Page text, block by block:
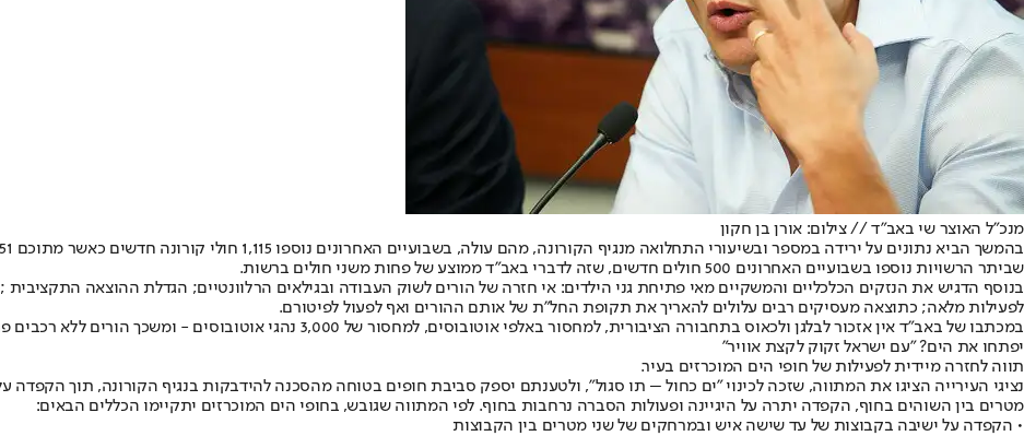
מנכ"ל האוצר שי באב"ד // צילום: אורן בן חקון
שביתר הרשויות נוספו בשבועיים האחרונים 500 חולים חדשים, שזה לדברי באב"ד ממוצע של פחות משני חולים ברשות.
בנוסף הדגיש את הנזקים הכלכליים והמשקיים מאי פתיחת גני הילדים: אי חזרה של הורים לשוק העבודה ובגילאים הרלוונטיים; הגדלת ההוצאה
לפעילות מלאה; כתוצאה מעסיקים רבים עלולים להאריך את תקופת החל"ת של אותם ההורים ואף לפעול לפיטורם.
במכתבו של באב"ד אין אזכור לבלגן ולכאוס בתחבורה הציבורית, למחסור באלפי אוטובוסים, למחסור של 3,000 נהגי אוטובוסים - ומשכך הורים ללא רכבים פרטים אינם יכולים להגיע למקומות עבודה
יפתחו את הים? "עם ישראל זקוק לקצת אוויר"
תווה לחזרה מיידית לפעילות של חופי הים המוכרזים בעיר.
נציגי העירייה הציגו את המתווה, שזכה לכינוי "ים כחול – תו סגול", ולטענתם יספק סביבת חופים בטוחה מהסכנה להידבקות בנגיף הקורונה, תוך
מטרים בין השוהים בחוף, הקפדה יתרה על היגיינה ופעולות הסברה נרחבות בחוף. לפי המתווה שגובש, בחופי הים המוכרזים יתקיימו הכללים הבאים:
• הקפדה על ישיבה בקבוצות של עד שישה איש ובמרחקים של שני מטרים בין הקבוצות